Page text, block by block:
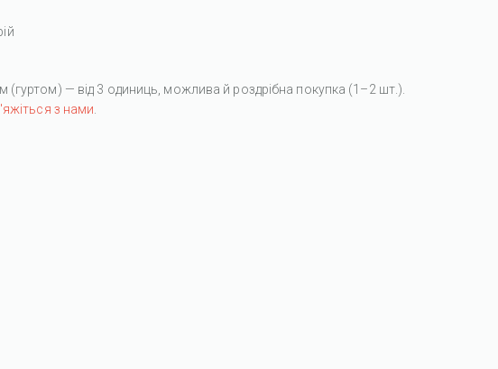
— від 3 одиниць, можлива й роздрібна покупка (1–2 шт.).
з нами